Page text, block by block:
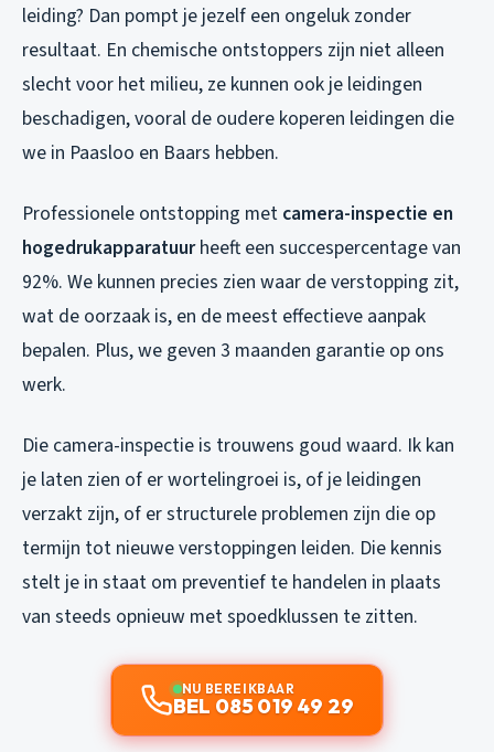
leiding? Dan pompt je jezelf een ongeluk zonder
resultaat. En chemische ontstoppers zijn niet alleen
slecht voor het milieu, ze kunnen ook je leidingen
beschadigen, vooral de oudere koperen leidingen die
we in Paasloo en Baars hebben.
Professionele ontstopping met camera-inspectie en
hogedrukapparatuurheeft een succespercentage van
92%. We kunnen precies zien waar de verstopping zit,
wat de oorzaak is, en de meest effectieve aanpak
bepalen. Plus, we geven 3 maanden garantie op ons
werk.
Die camera-inspectie is trouwens goud waard. Ik kan
je laten zien of er wortelingroei is, of je leidingen
verzakt zijn, of er structurele problemen zijn die op
termijn tot nieuwe verstoppingen leiden. Die kennis
stelt je in staat om preventief te handelen in plaats
van steeds opnieuw met spoedklussen te zitten.
NU BEREIKBAAR
BEL 085 019 49 29